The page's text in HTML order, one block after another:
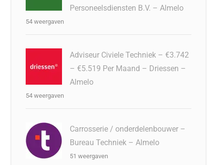
Personeelsdiensten B.V. – Almelo
54 weergaven
Adviseur Civiele Techniek – €3.742
– €5.519 Per Maand – Driessen –
Almelo
54 weergaven
Carrosserie / onderdelenbouwer –
Bureau Techniek – Almelo
51 weergaven